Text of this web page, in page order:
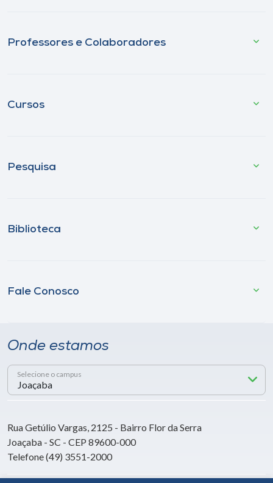
Professores e Colaboradores
Cursos
Pesquisa
Biblioteca
Fale Conosco
Onde estamos
Selecione o campus
Rua Getúlio Vargas, 2125 - Bairro Flor da Serra
Joaçaba - SC - CEP 89600-000
Telefone (49) 3551-2000